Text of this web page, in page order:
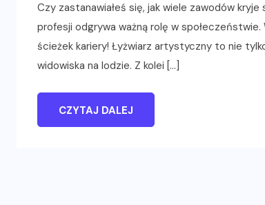
Czy zastanawiałeś się, jak wiele zawodów
profesji odgrywa ważną rolę w
ścieżek kariery! Łyżwiarz artystyczny to nie
widowiska na lodzie. Z kolei […]
CZYTAJ DALEJ